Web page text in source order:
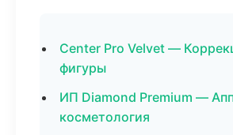
Center Pro Velvet —
фигуры
ИП Diamond Premium —
косметология